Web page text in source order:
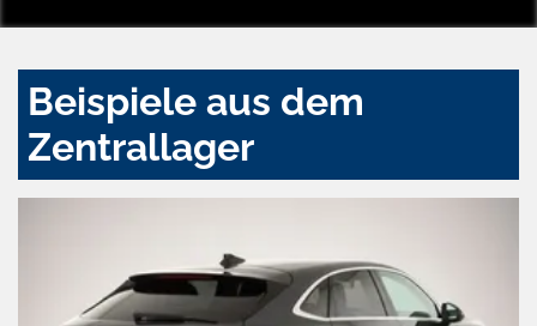
Beispiele aus dem
Zentrallager